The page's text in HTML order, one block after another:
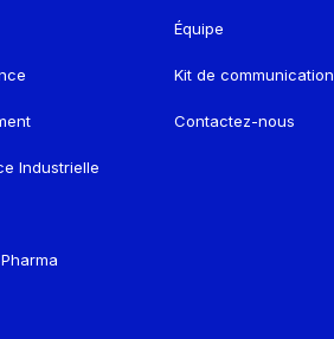
Industrielle
Équipe
Kit de communication
Contactez-nous